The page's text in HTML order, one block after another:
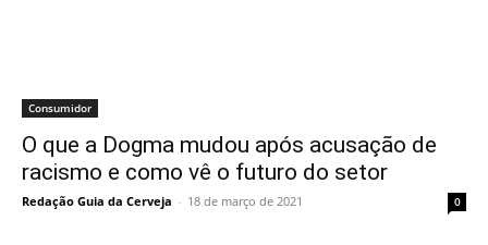
Consumidor
O que a Dogma mudou após acusação de
racismo e como vê o futuro do setor
Redação Guia da Cerveja - 18 de março de 2021 0